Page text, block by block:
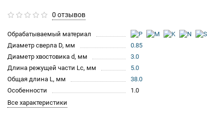
0 отзывов
Обрабатываемый материал
Диаметр сверла D, мм
0.85
Диаметр хвостовика d, мм
3.0
Длина режущей части Lc, мм
5.0
Общая длина L, мм
38.0
Особенности
1.0
Все характеристики